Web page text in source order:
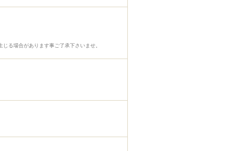
る場合があります事ご了承下さいませ。